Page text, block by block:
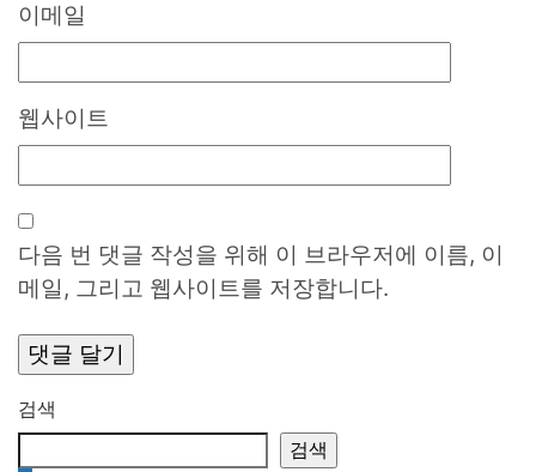
이메일
웹사이트
다음 번 댓글 작성을 위해 이 브라우저에 이름, 이
메일, 그리고 웹사이트를 저장합니다.
검색
검색